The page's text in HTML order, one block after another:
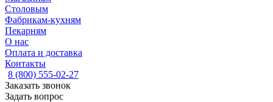
Столовым
Фабрикам-кухням
Пекарням
О нас
Оплата и доставка
Контакты
8 (800) 555-02-27
Заказать звонок
Задать вопрос